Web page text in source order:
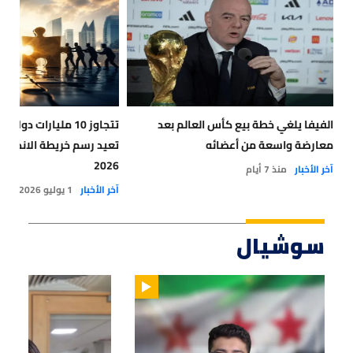
الفيفا يلغي خطة بيع كأس العالم بعد
معارضة واسعة من أعضائه
آخر الأخبار منذ 7 أيام
تتجاوز 10
تعيد رسم خريطة
2026
آخر الأخبار 1 يوليو 2026
سوشيال